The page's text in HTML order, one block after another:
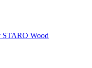
STARO Wood